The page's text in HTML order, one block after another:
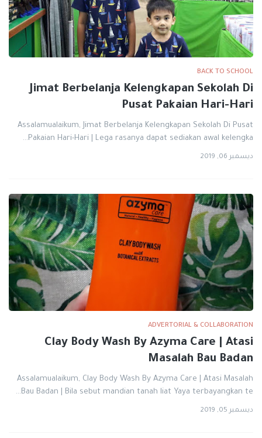
BACK TO SCHOOL
Jimat Berbelanja Kelengkapan Sekolah Di
Pusat Pakaian Hari-Hari
Assalamualaikum, Jimat Berbelanja Kelengkapan Sekolah Di Pusat
Pakaian Hari-Hari | Lega rasanya dapat sediakan awal kelengka…
ديسمبر 06, 2019
ADVERTORIAL & COLLABORATION
Clay Body Wash By Azyma Care | Atasi
Masalah Bau Badan
Assalamualaikum, Clay Body Wash By Azyma Care | Atasi Masalah
Bau Badan | Bila sebut mandian tanah liat Yaya terbayangkan te…
ديسمبر 05, 2019